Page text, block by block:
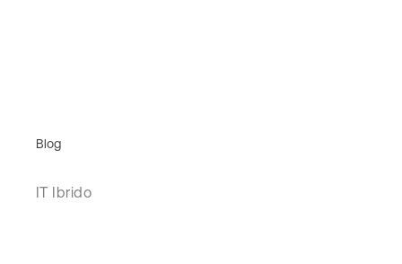
Blog
IT Ibrido